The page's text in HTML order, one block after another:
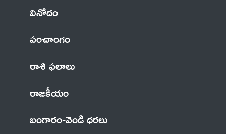
వినోదం
పంచాంగం
రాశి ఫలాలు
రాజకీయం
బంగారం-వెండి ధరలు